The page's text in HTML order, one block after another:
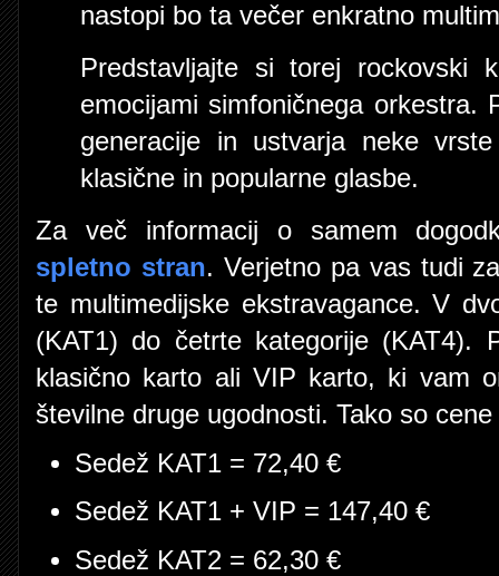
nastopi bo ta večer enkratno
Predstavljajte si torej rockovski
emocijami simfoničnega orkestra.
generacije in ustvarja neke
klasične in popularne glasbe.
Za več informacij o samem
spletno stran. Verjetno pa vas tudi
te multimedijske ekstravagance. V
(KAT1) do četrte kategorije (KAT4).
klasično karto ali VIP karto, ki vam
številne druge ugodnosti. Tako so
Sedež KAT1 = 72,40 €
Sedež KAT1 + VIP = 147,40 €
Sedež KAT2 = 62,30 €